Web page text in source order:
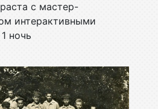
с мастер-
интерактивными
ночь